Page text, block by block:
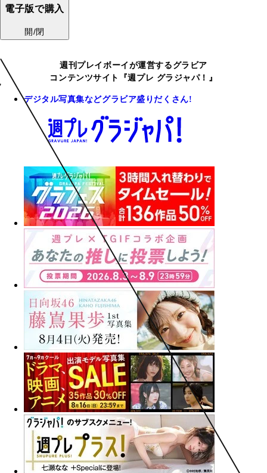
電子版で購入
開/閉
週刊プレイボーイが運営するグラビア
コンテンツサイト『週プレ グラジャパ！』
デジタル写真集などグラビア盛りだくさん!